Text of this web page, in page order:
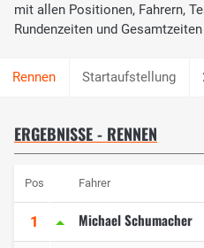
mit allen Positionen, Fahrern,
Rundenzeiten und
Startaufstellung
ERGEBNISSE - RENNEN
Pos Fahrer
1 Michael Schumacher